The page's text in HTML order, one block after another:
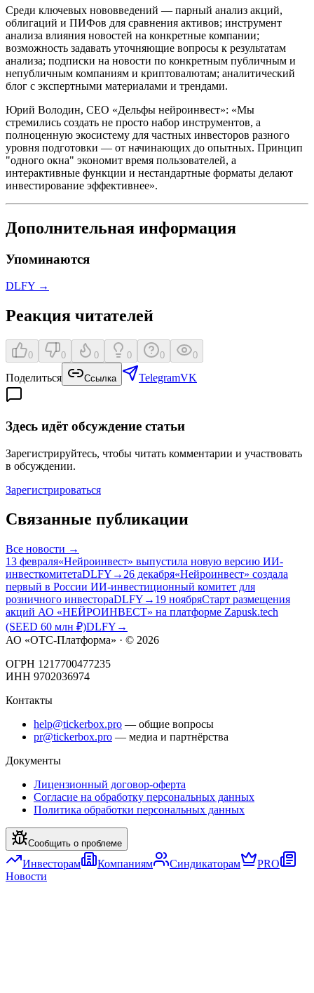
Среди ключевых нововведений — парный анализ акций,
облигаций и ПИФов для сравнения активов; инструмент
анализа влияния новостей на конкретные компании;
возможность задавать уточняющие вопросы к результатам
анализа; подписки на новости по конкретным публичным и
непубличным компаниям и криптовалютам; аналитический
блог с экспертными материалами и трендами.
Юрий Володин, CEO «Дельфы нейроинвест»: «Мы
стремились создать не просто набор инструментов, а
полноценную экосистему для частных инвесторов разного
уровня подготовки — от начинающих до опытных. Принцип
"одного окна" экономит время пользователей, а
интерактивные функции и нестандартные форматы делают
инвестирование эффективнее».
Дополнительная информация
Упоминаются
DLFY →
Реакция читателей
0 0 0 0 0 0
Поделиться Ссылка TelegramVK
Здесь идёт обсуждение статьи
Зарегистрируйтесь, чтобы читать комментарии и участвовать
в обсуждении.
Зарегистрироваться
Связанные публикации
Все новости →
13 февраля«Нейроинвест» выпустила новую версию ИИ-
инвесткомитетаDLFY → 26 декабря«Нейроинвест» создала
первый в России ИИ-инвестиционный комитет для
розничного инвестораDLFY → 19 ноябряСтарт размещения
акций АО «НЕЙРОИНВЕСТ» на платформе Zapusk.tech
(SEED 60 млн ₽)DLFY →
АО «ОТС-Платформа» · © 2026
ОГРН 1217700477235
ИНН 9702036974
Контакты
help@tickerbox.pro — общие вопросы
pr@tickerbox.pro — медиа и партнёрства
Документы
Лицензионный договор-оферта
Согласие на обработку персональных данных
Политика обработки персональных данных
Сообщить о проблеме
Инвесторам Компаниям Синдикаторам
PRO
Новости